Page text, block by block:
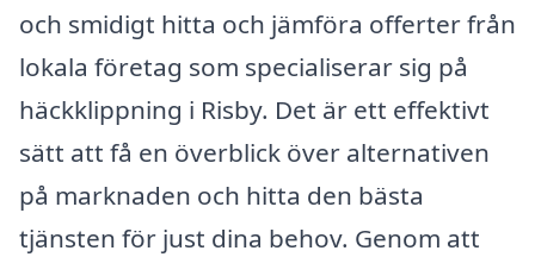
och smidigt hitta och jämföra offerter från
lokala företag som specialiserar sig på
häckklippning i Risby. Det är ett effektivt
sätt att få en överblick över alternativen
på marknaden och hitta den bästa
tjänsten för just dina behov. Genom att